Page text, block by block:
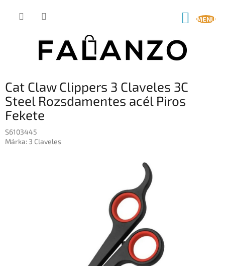
KOSÁR
Cat Claw Clippers 3 Claveles 3C
Steel Rozsdamentes acél Piros
Fekete
S6103445
Márka:3 Claveles